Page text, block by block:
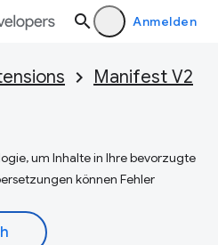
Anmelden
Manifest V2
um Inhalte in Ihre bevorzugte
können Fehler